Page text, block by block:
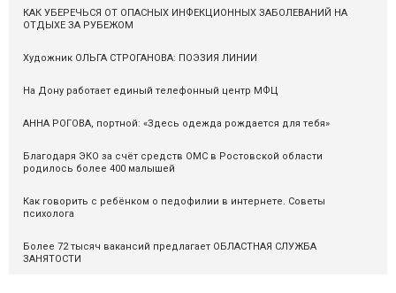
КАК УБЕРЕЧЬСЯ ОТ ОПАСНЫХ ИНФЕКЦИОННЫХ ЗАБОЛЕВАНИЙ НА
ОТДЫХЕ ЗА РУБЕЖОМ
Художник ОЛЬГА СТРОГАНОВА: ПОЭЗИЯ ЛИНИИ
На Дону работает единый телефонный центр МФЦ
АННА РОГОВА, портной: «Здесь одежда рождается для тебя»
Благодаря ЭКО за счёт средств ОМС в Ростовской области
родилось более 400 малышей
Как говорить с ребёнком о педофилии в интернете. Советы
психолога
Более 72 тысяч вакансий предлагает ОБЛАСТНАЯ СЛУЖБА
ЗАНЯТОСТИ